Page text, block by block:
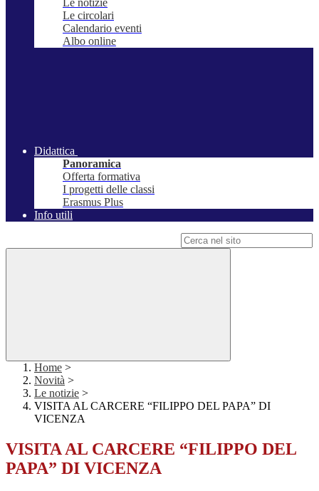
Le notizie
Le circolari
Calendario eventi
Albo online
Didattica
Panoramica
Offerta formativa
I progetti delle classi
Erasmus Plus
Info utili
Home >
Novità >
Le notizie >
VISITA AL CARCERE “FILIPPO DEL PAPA” DI
VICENZA
VISITA AL CARCERE “FILIPPO DEL
PAPA” DI VICENZA